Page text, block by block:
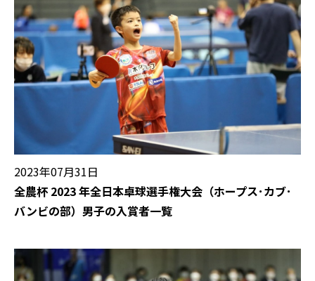
2023年07月31日
全農杯 2023 年全日本卓球選手権大会（ホープス･カブ･
バンビの部）男子の入賞者一覧